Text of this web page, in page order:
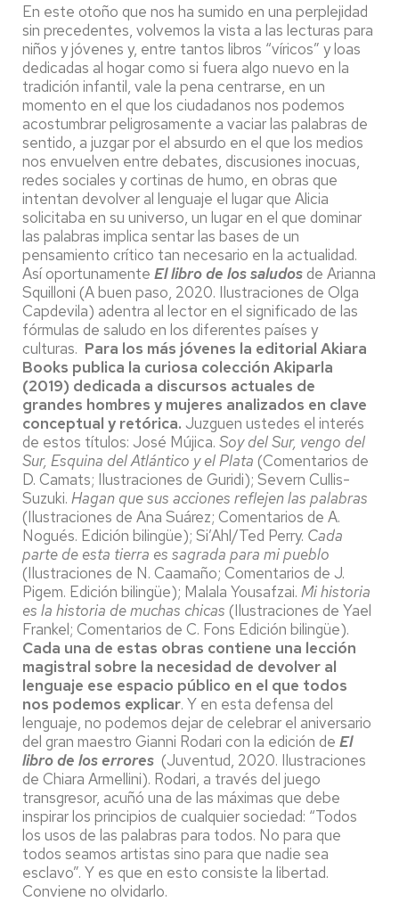
En este otoño que nos ha sumido en una perplejidad
sin precedentes, volvemos la vista a las lecturas para
niños y jóvenes y, entre tantos libros “víricos” y loas
dedicadas al hogar como si fuera algo nuevo en la
tradición infantil, vale la pena centrarse, en un
momento en el que los ciudadanos nos podemos
acostumbrar peligrosamente a vaciar las palabras de
sentido, a juzgar por el absurdo en el que los medios
nos envuelven entre debates, discusiones inocuas,
redes sociales y cortinas de humo, en obras que
intentan devolver al lenguaje el lugar que Alicia
solicitaba en su universo, un lugar en el que dominar
las palabras implica sentar las bases de un
pensamiento crítico tan necesario en la actualidad.
Así oportunamente El libro de los saludosde Arianna
Squilloni (A buen paso, 2020. Ilustraciones de Olga
Capdevila) adentra al lector en el significado de las
fórmulas de saludo en los diferentes países y
culturas. Para los más jóvenes la editorial Akiara
Books publica la curiosa colección Akiparla
(2019) dedicada a discursos actuales de
grandes hombres y mujeres analizados en clave
conceptual y retórica. Juzguen ustedes el interés
de estos títulos: José Mújica. Soy del Sur, vengo del
Sur, Esquina del Atlántico y el Plata (Comentarios de
D. Camats; Ilustraciones de Guridi); Severn Cullis-
Suzuki. Hagan que sus acciones reflejen las palabras
(Ilustraciones de Ana Suárez; Comentarios de A.
Nogués. Edición bilingüe); Si’Ahl/Ted Perry. Cada
parte de esta tierra es sagrada para mi pueblo
(Ilustraciones de N. Caamaño; Comentarios de J.
Pigem. Edición bilingüe); Malala Yousafzai. Mi historia
es la historia de muchas chicas (Ilustraciones de Yael
Frankel; Comentarios de C. Fons Edición bilingüe).
Cada una de estas obras contiene una lección
magistral sobre la necesidad de devolver al
lenguaje ese espacio público en el que todos
nos podemos explicar. Y en esta defensa del
lenguaje, no podemos dejar de celebrar el aniversario
del gran maestro Gianni Rodari con la edición de El
libro de los errores (Juventud, 2020. Ilustraciones
de Chiara Armellini). Rodari, a través del juego
transgresor, acuñó una de las máximas que debe
inspirar los principios de cualquier sociedad: “Todos
los usos de las palabras para todos. No para que
todos seamos artistas sino para que nadie sea
esclavo”. Y es que en esto consiste la libertad.
Conviene no olvidarlo.